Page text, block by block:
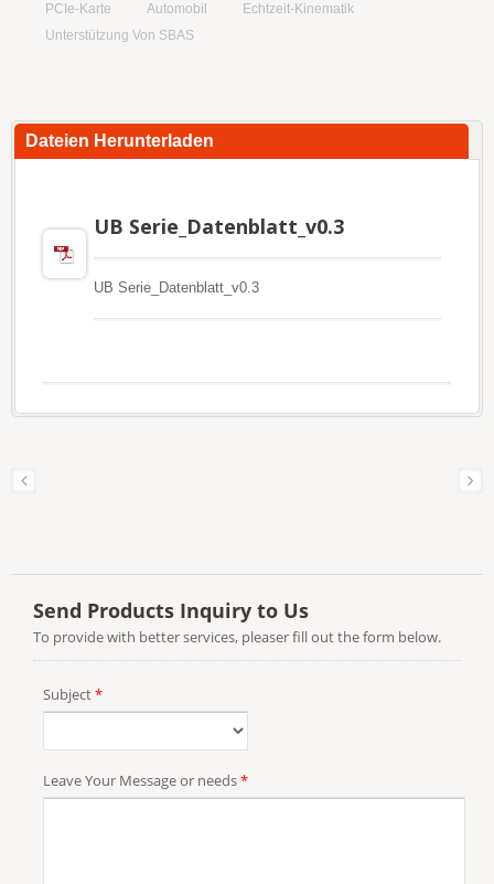
PCIe-Karte
Automobil
Echtzeit-Kinematik
Unterstützung Von SBAS
Dateien Herunterladen
UB Serie_Datenblatt_v0.3
UB Serie_Datenblatt_v0.3